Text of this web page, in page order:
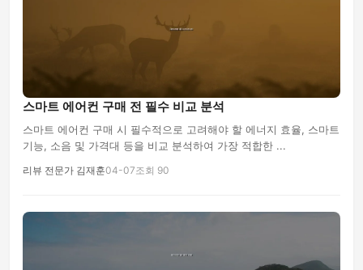
스마트 에어컨 구매 전 필수 비교 분석
스마트 에어컨 구매 시 필수적으로 고려해야 할 에너지 효율, 스마트
기능, 소음 및 가격대 등을 비교 분석하여 가장 적합한 ...
리뷰 전문가 김재훈04-07조회 90